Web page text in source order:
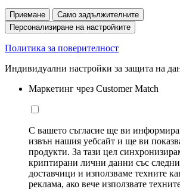
Приемане
Само задължителните
Персонализиране на настройките
Политика за поверителност
Индивидуални настройки за защита на
Маркетинг чрез Customer Match
С вашето съгласие ще ви
извън нашия уебсайт и ще ви
продукти. За тази цел
криптирани лични данни със
доставчици и използваме техните
реклама, ако вече използвате